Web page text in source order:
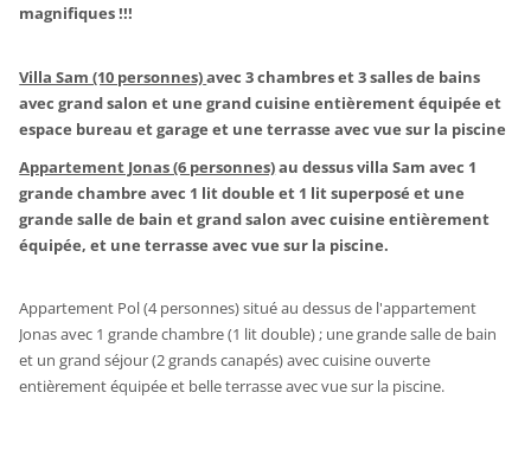
magnifiques !!!
Villa Sam (10 personnes)avec 3 chambres et 3 salles de bains
avec grand salon et une grand cuisine entièrement équipée et
espace bureau et garage et une terrasse avec vue sur la piscine
Appartement Jonas (6 personnes)au dessus villa Sam avec 1
grande chambre avec 1 lit double et 1 lit superposé et une
grande salle de bain et grand salon avec cuisine entièrement
équipée, et une terrasse avec vue sur la piscine.
Appartement Pol (4 personnes) situé au dessus de l'appartement
Jonas avec 1 grande chambre (1 lit double) ; une grande salle de bain
et un grand séjour (2 grands canapés) avec cuisine ouverte
entièrement équipée et belle terrasse avec vue sur la piscine.